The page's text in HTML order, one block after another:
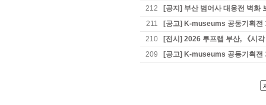
212
[공지] 부산 범어사 대웅전 벽화
211
[공고] K-museums 공동기획전
210
[전시] 2026 루프랩 부산, 《시
209
[공고] K-museums 공동기획전